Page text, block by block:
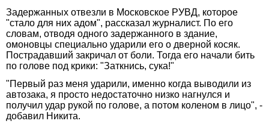
Задержанных отвезли в Московское РУВД, которое
"стало для них адом", рассказал журналист. По его
словам, отводя одного задержанного в здание,
омоновцы специально ударили его о дверной косяк.
Пострадавший закричал от боли. Тогда его начали бить
по голове под крики: "Заткнись, сука!"
"Первый раз меня ударили, именно когда выводили из
автозака, я просто недостаточно низко нагнулся и
получил удар рукой по голове, а потом коленом в лицо", -
добавил Никита.